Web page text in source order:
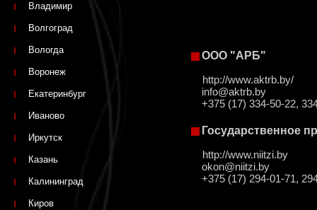
ООО "АРБ"
http://www.aktrb.by/
info@aktrb.by
+375 (17) 334-50-22,
Государственное
http://www.niitzi.by
okon@niitzi.by
+375 (17) 294-01-71,
Владимир
Волгоград
Вологда
Воронеж
Екатеринбург
Иваново
Иркутск
Казань
Калининград
Киров